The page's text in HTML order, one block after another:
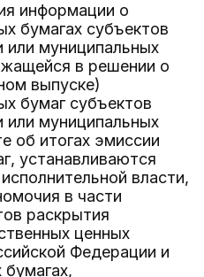
информации о
бумагах субъектов
или муниципальных
в решении о
выпуске)
бумаг субъектов
или муниципальных
об итогах эмиссии
устанавливаются
власти,
в части
раскрытия
ценных
Федерации и